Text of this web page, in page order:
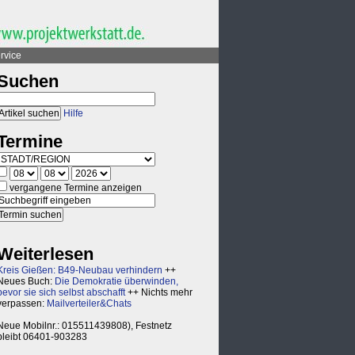
Hilfe
vergangene Termine anzeigen
Gießen: B49-Neubau verhindern ++
Buch: Die Demokratie überwinden,
sie sich selbst abschafft++ Nichts mehr
Mailverteiler&Chats
Mobilnr.: 015511439808), Festnetz
06401-903283